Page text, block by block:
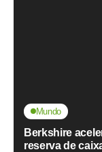
Mundo
Berkshire
reserva de